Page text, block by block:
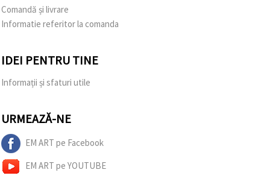
Comandă și livrare
Informatie referitor la comanda
IDEI PENTRU TINE
Informații și sfaturi utile
URMEAZĂ-NE
EM ART pe Facebook
EM ART pe YOUTUBE